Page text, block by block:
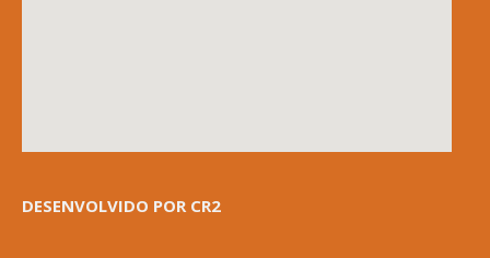
DESENVOLVIDO POR CR2